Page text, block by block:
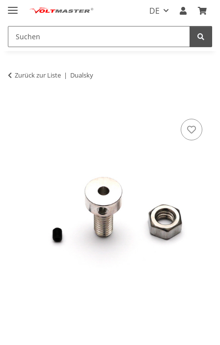
DE
Zurück zur Liste Dualsky